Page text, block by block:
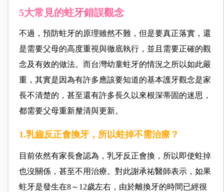
5大常見的蛀牙錯誤觀念
不過，預防蛀牙的原理雖然不難，但是要真正落實，還
是需要父母的高度重視與徹底執行，並且需要正確的觀
念及有效的做法。而台灣幼童蛀牙的情況之所以如此嚴
重，其實是因為有許多應該要知道的基本護牙觀念是家
長不清楚的，甚至還有許多長久以來根深蒂固的迷思，
都需要父母重新釐清與更新。
1.乳齒反正會換牙，所以蛀掉不需治療？
目前依然有家長會認為，乳牙反正會換，所以即使蛀掉
也沒關係，甚至不用治療。對此謝承祐醫師表示，如果
蛀牙是發生在8～12歲左右，由於離換牙的時間已經很